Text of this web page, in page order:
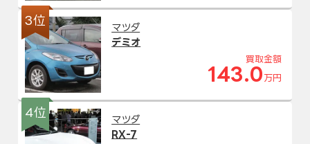
3位
マツダ
デミオ
買取金額
143.0 万円
4位
マツダ
RX-7